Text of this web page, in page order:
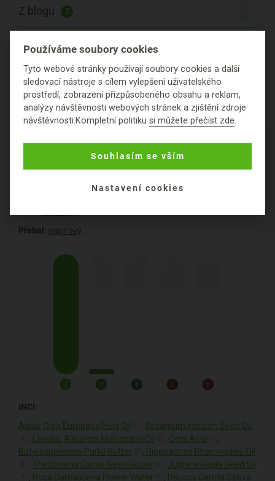
Z blogu 7
Hodnocení
Položit dotaz
PODROBNÉ SLOŽENÍ
PRODUKTU
krémová
Přebal: papírový
INCI:
Aqua, Olea Europaea Fruit Oil , Sesamum Indicum Seed Oil
, Lanolin, Aleurites Moluccana Oil , Cera Alba
,
Butyrospermum Parkii Butter
, Hippoaphae Rhamnodies Oil
, Theobroma Cacao Seed Butter , Juglans Regia Seed Oil
, Rosa Damascena Flower Water , Daucus Carota Sativa
Používáme soubory cookies
Tyto webové stránky používají soubory cookies a další
sledovací nástroje s cílem vylepšení uživatelského
prostředí, zobrazení přizpůsobeného obsahu a reklam,
analýzy návštěvnosti webových stránek a zjištění zdroje
návštěvnosti.Kompletní politikusi můžete přečíst zde.
Souhlasím se vším
Nastavení cookies